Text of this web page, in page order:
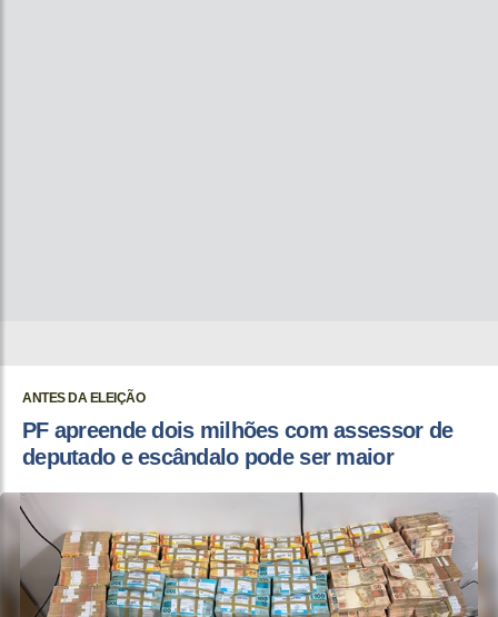
ANTES DA ELEIÇÃO
PF apreende dois milhões com assessor de
deputado e escândalo pode ser maior